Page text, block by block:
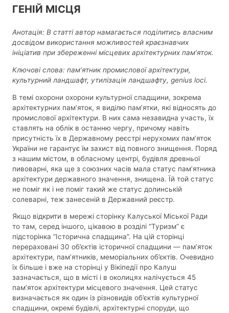
ГЕНІЙ МІСЦЯ
Анотація: В статті автор намагається поділитись власним
досвідом використання можливостей краєзнавчих
ініціатив при збереженні місцевих архітектурних пам’яток.
Ключові слова: пам’ятник промислової архітектури,
культурний ландшафт, утилізація ландшафту, genius loci.
В темі охорони охорони культурної спадщини, зокрема
архітектурних пам’яток, я виділю пам’ятки, які відносять до
промислової архітектури. В них сама незавидна участь, їх
ставлять на облік в останню чергу, причому навіть
присутність їх в Державному реєстрі нерухомих пам’яток
України не гарантує їм захист від повного знищення. Поряд
з нашим містом, в обласному центрі, будівля древньої
пивоварні, яка ще з союзних часів мала статус пам’ятника
архітектури державного значення, знищена. Їй той статус
не поміг як і не поміг такий же статус долинській
солеварні, теж занесеній в Державний реєстр.
Якщо відкрити в мережі сторінку Калуської Міської Ради
то там, серед іншого, цікавою в розділі “Туризм” є
підсторінка “Історична спадщина”. На цій сторінці
перераховані 30 об’єктів історичної спадщини — пам’яток
архітектури, пам’ятників, меморіальних об’єктів. Очевидно
їх більше і вже на сторінці у Вікіпедії про Калуш
зазначається, що в місті і в околицях налічується 45
пам’яток архітектури місцевого значення. Цей статус
визначається як один із різновидів об’єктів культурної
спадщини, окремі будівлі, архітектурні споруди, що